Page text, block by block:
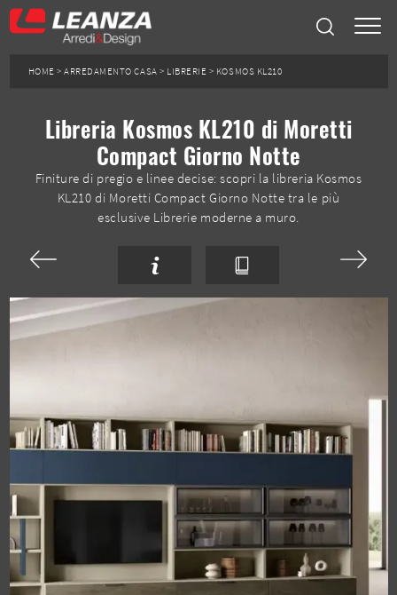
HOME >ARREDAMENTO CASA > LIBRERIE > KOSMOS KL210
Libreria Kosmos KL210 di Moretti
Compact Giorno Notte
Finiture di pregio e linee decise: scopri la libreria Kosmos
KL210 di Moretti Compact Giorno Notte tra le più
esclusive Librerie moderne a muro.